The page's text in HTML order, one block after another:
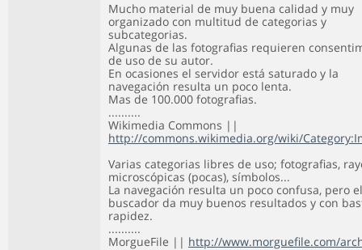
Mucho material de muy buena calidad y muy
organizado con multitud de categorias y
subcategorias.
Algunas de las fotografias requieren
de uso de su autor.
En ocasiones el servidor está saturado y la
navegación resulta un poco lenta.
Mas de 100.000 fotografias.
..........
Wikimedia Commons ||
http://commons.wikimedia.org/wiki/
Varias categorias libres de uso; fotografias,
microscópicas (pocas), símbolos...
La navegación resulta un poco confusa, pero el
buscador da muy buenos resultados y con
rapidez.
..........
MorgueFile || http://www.morguefile.com/